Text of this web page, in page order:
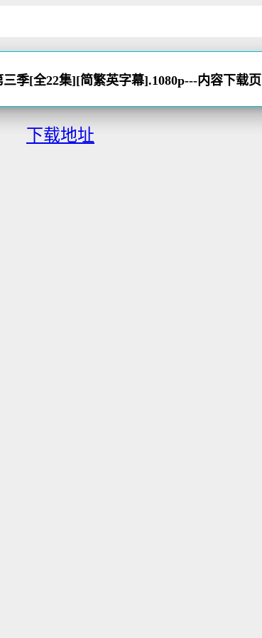
季[全22集][简繁英字幕].1080p---内容下载页
下载地址